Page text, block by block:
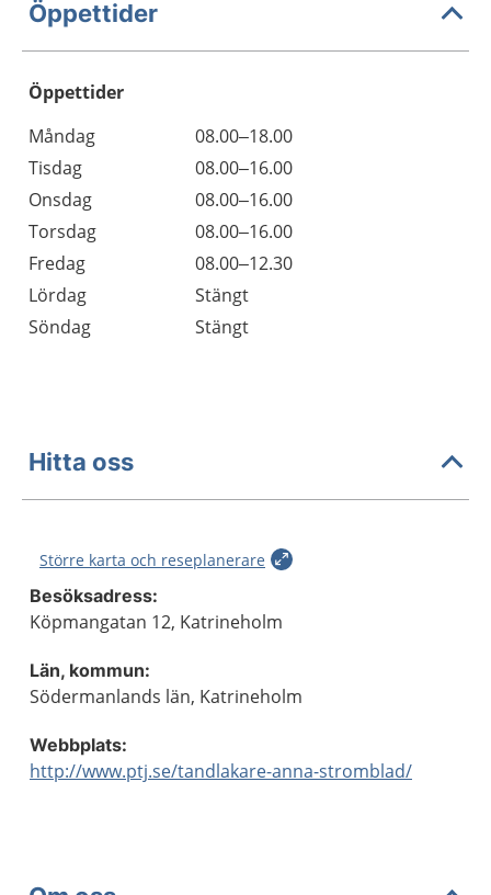
Öppettider
Öppettider
Dag
Öppettider
Kommentarer
Måndag
08.00–18.00
Tisdag
08.00–16.00
Onsdag
08.00–16.00
Torsdag
08.00–16.00
Fredag
08.00–12.30
Lördag
Stängt
Söndag
Stängt
Hitta oss
Större karta och reseplanerare
Besöksadress:
Köpmangatan 12, Katrineholm
Län, kommun:
Södermanlands län, Katrineholm
Webbplats:
http://www.ptj.se/tandlakare-anna-stromblad/